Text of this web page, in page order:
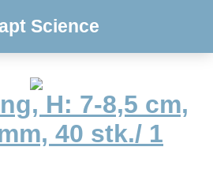
Science
H: 7-8,5 cm,
40 stk./ 1